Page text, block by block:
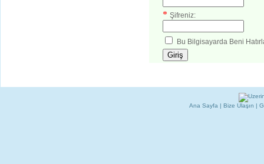
* Şifreniz:
Bu Bilgisayarda Beni
Ana Sayfa | Bize Ulaşın |